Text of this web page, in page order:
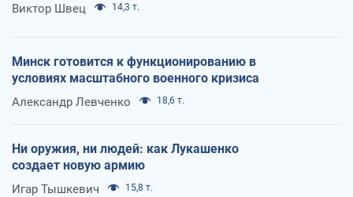
Виктор Швец 14,3 т.
Минск готовится к функционированию в
условиях масштабного военного кризиса
Александр Левченко 18,6 т.
Ни оружия, ни людей: как Лукашенко
создает новую армию
Игар Тышкевич 15,8 т.